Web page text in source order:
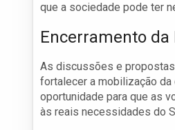
que a sociedade pode ter
Encerramento
As discussões e propostas
fortalecer a mobilização
oportunidade para que as
às reais necessidades do